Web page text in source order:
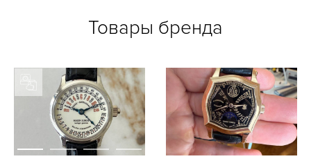
Товары бренда